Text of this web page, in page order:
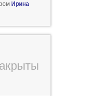
Ирина